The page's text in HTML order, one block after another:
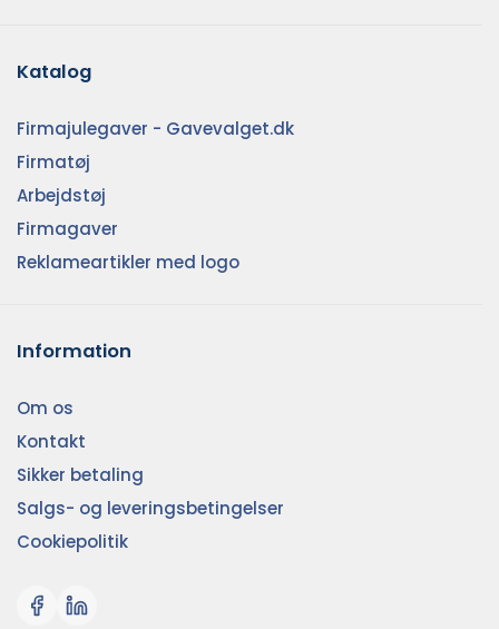
Katalog
Firmajulegaver - Gavevalget.dk
Firmatøj
Arbejdstøj
Firmagaver
Reklameartikler med logo
Information
Om os
Kontakt
Sikker betaling
Salgs- og leveringsbetingelser
Cookiepolitik